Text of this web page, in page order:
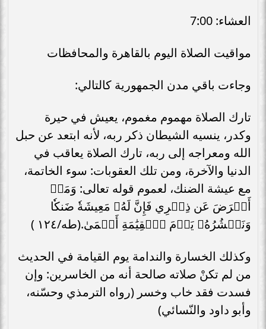
العشاء: 7:00
مواقيت الصلاة اليوم بالقاهرة والمحافظات
وجاءت باقي مدن الجمهورية كالتالي:
تارك الصلاة مهموم مغموم، يعيش في حيرة
وكدر، ينسيه الشيطان ذكر ربه، لأنه ابتعد عن حبل
الله ومعراجه إلى ربه، تارك الصلاة يعاقب في
الدنيا والآخرة، ومن تلك العقوبات: سوء الخاتمة،
مع عيشة الضنك، لعموم قوله تعالى: وَمَنۡ
أَعۡرَضَ عَن ذِكۡرِي فَإِنَّ لَهُۥ مَعِيشَةٗ ضَنكٗا
وَنَحۡشُرُهُۥ يَوۡمَ ٱلۡقِيَٰمَةِ أَعۡمَىٰ.(طه/١٢٤ )
وكذلك الخسارة والندامة يوم القيامة في الحديث
من لم تكنْ صلاته صالحة أنه من الخاسرين: وإن
فسدت فقد خاب وخسر (رواه الترمذي وحسّنه،
وأبو داود والنّسائي)